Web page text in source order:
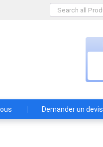
Demander un devis